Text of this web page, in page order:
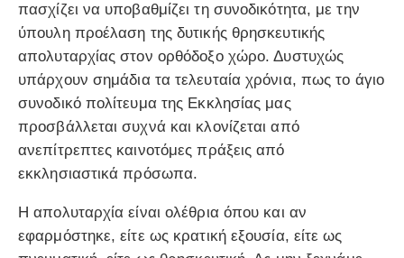
πασχίζει να υποβαθμίζει τη συνοδικότητα, με την
ύπουλη προέλαση της δυτικής θρησκευτικής
απολυταρχίας στον ορθόδοξο χώρο. Δυστυχώς
υπάρχουν σημάδια τα τελευταία χρόνια, πως το άγιο
συνοδικό πολίτευμα της Εκκλησίας μας
προσβάλλεται συχνά και κλονίζεται από
ανεπίτρεπτες καινοτόμες πράξεις από
εκκλησιαστικά πρόσωπα.
Η απολυταρχία είναι ολέθρια όπου και αν
εφαρμόστηκε, είτε ως κρατική εξουσία, είτε ως